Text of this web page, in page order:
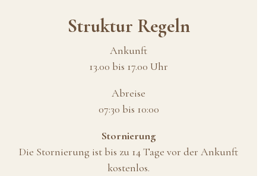
Struktur Regeln
Ankunft
13.00 bis 17.00 Uhr
Abreise
07:30 bis 10:00
Stornierung
Die Stornierung ist bis zu 14 Tage vor der Ankunft
kostenlos.